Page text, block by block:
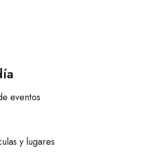
eventos
y lugares